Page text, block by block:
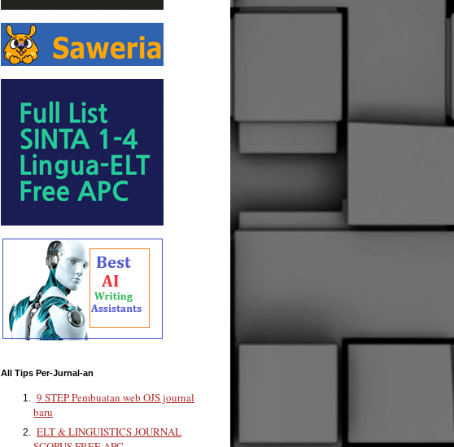
All Tips Per-Jurnal-an
9 STEP Pembuatan web OJS journal
baru
ELT & LINGUISTICS JOURNAL